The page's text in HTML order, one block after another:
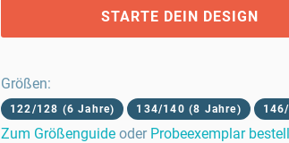
STARTE DEIN DESIGN
Größen:
122/128 (6 Jahre) 134/140 (8 Jahre)
Zum Größenguide oder Probeexemplar